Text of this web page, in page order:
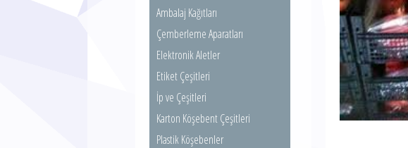
Ambalaj Kağıtları
Çemberleme Aparatları
Elektronik Aletler
Etiket Çeşitleri
İp ve Çeşitleri
Karton Köşebent Çeşitleri
Plastik Köşebenler